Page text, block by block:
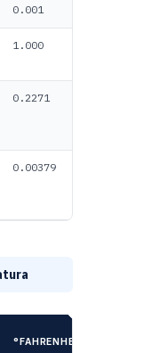
0.001
1.000
0.2271
0.00379
°FAHRENHEIT